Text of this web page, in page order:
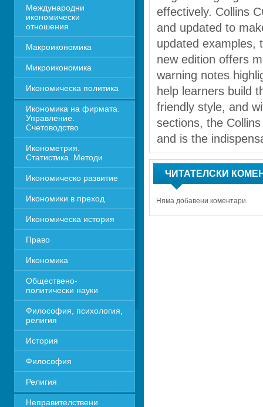
Международни
икономически
отношения
Макроикономика
Микроикономика
Икономическа политика
Икономика на фирмата.
Управление.
Счетоводство
Иконометрия.
Статистика. Методи
Икономическо развитие
Икономики в преход
Икономическа история
Право
Икономика
Обществено-
политически науки
Философия, психология,
религия
История
Философия
Религия
Неправителствени
effectively. Collins
and updated to
updated examples,
new edition offers
warning notes
help learners build
friendly style, and
sections, the
and is the
ЧИТАТЕЛСКИ
Няма добавени коментари.